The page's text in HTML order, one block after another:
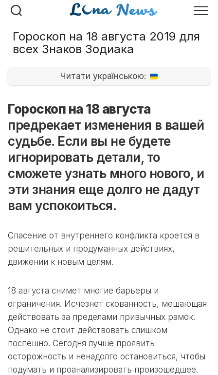
Перейти
Гороскоп на 18 августа 2019 для
всех Знаков Зодиака
Читати українською:
Гороскоп на 18 августа
предрекает изменения в вашей
судьбе. Если вы не будете
игнорировать детали, то
сможете узнать много нового, и
эти знания еще долго не дадут
вам успокоиться.
Спасение от внутреннего конфликта кроется в
решительных и продуманных действиях,
движении к новым целям.
18 августа снимет многие барьеры и
ограничения. Исчезнет скованность, мешающая
действовать за пределами привычных рамок.
Однако не стоит действовать слишком
поспешно. Сегодня лучше проявить
осторожность и ненадолго остановиться, чтобы
подумать и проанализировать произошедшее.